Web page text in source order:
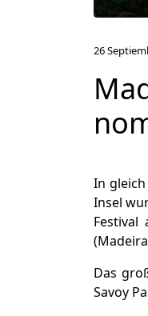
26
In
Insel
Festival
Das
Savoy